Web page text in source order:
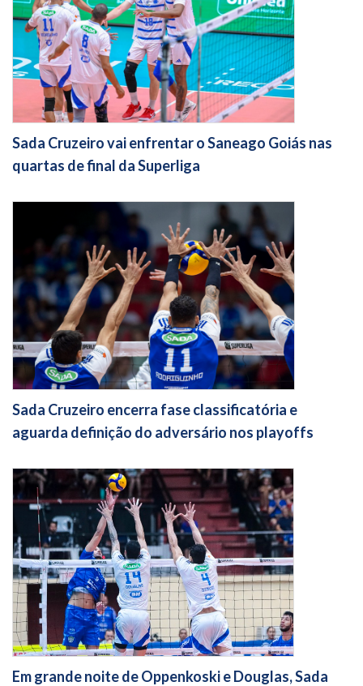
Sada Cruzeiro vai enfrentar o Saneago Goiás nas
quartas de final da Superliga
Sada Cruzeiro encerra fase classificatória e
aguarda definição do adversário nos playoffs
Em grande noite de Oppenkoski e Douglas, Sada